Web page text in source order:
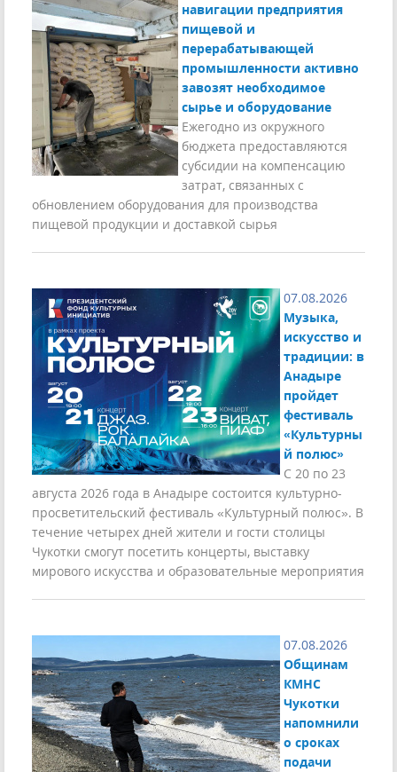
навигации предприятия
пищевой и
перерабатывающей
промышленности активно
завозят необходимое
сырье и оборудование
Ежегодно из окружного
бюджета предоставляются
субсидии на компенсацию
затрат, связанных с
обновлением оборудования для производства
пищевой продукции и доставкой сырья
07.08.2026
Музыка,
искусство и
традиции: в
Анадыре
пройдет
фестиваль
«Культурны
й полюс»
С 20 по 23
августа 2026 года в Анадыре состоится культурно-
просветительский фестиваль «Культурный полюс». В
течение четырех дней жители и гости столицы
Чукотки смогут посетить концерты, выставку
мирового искусства и образовательные мероприятия
07.08.2026
Общинам
КМНС
Чукотки
напомнили
о сроках
подачи